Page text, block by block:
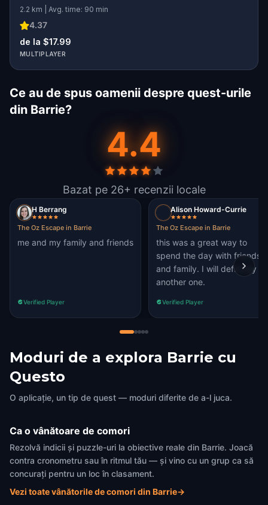
2.2 km | Avg. time: 90 min
4.37
de la $17.99
MULTIPLAYER
Ce au de spus oamenii despre quest-urile
din Barrie?
4.4
Bazat pe 26+ recenzii locale
H Berrang
The Oz Escape in Barrie
me and my family and friends
Verified Player
Alison Howard-Currie
The Oz Escape in Barrie
this was a great way to
spend the day with friends
and family. I will definitely
another one.
Verified Player
Moduri de a explora Barrie cu
Questo
O aplicație, un tip de quest — moduri diferite de a-l juca.
Ca o vânătoare de comori
Rezolvă indicii și puzzle-uri la obiective reale din Barrie. Joacă
contra cronometru sau în ritmul tău — și vino cu un grup ca să
concurați pentru un loc în clasament.
Vezi toate vânătorile de comori din Barrie→